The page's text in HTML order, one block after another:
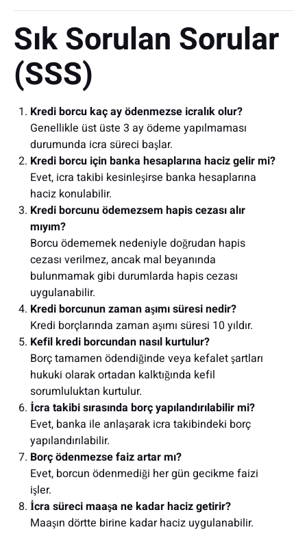
Sık Sorulan Sorular
(SSS)
Kredi borcu kaç ay ödenmezse icralık olur?
Genellikle üst üste 3 ay ödeme yapılmaması
durumunda icra süreci başlar.
Kredi borcu için banka hesaplarına haciz gelir mi?
Evet, icra takibi kesinleşirse banka hesaplarına
haciz konulabilir.
Kredi borcunu ödemezsem hapis cezası alır
mıyım?
Borcu ödememek nedeniyle doğrudan hapis
cezası verilmez, ancak mal beyanında
bulunmamak gibi durumlarda hapis cezası
uygulanabilir.
Kredi borcunun zaman aşımı süresi nedir?
Kredi borçlarında zaman aşımı süresi 10 yıldır.
Kefil kredi borcundan nasıl kurtulur?
Borç tamamen ödendiğinde veya kefalet şartları
hukuki olarak ortadan kalktığında kefil
sorumluluktan kurtulur.
İcra takibi sırasında borç yapılandırılabilir mi?
Evet, banka ile anlaşarak icra takibindeki borç
yapılandırılabilir.
Borç ödenmezse faiz artar mı?
Evet, borcun ödenmediği her gün gecikme faizi
işler.
İcra süreci maaşa ne kadar haciz getirir?
Maaşın dörtte birine kadar haciz uygulanabilir.